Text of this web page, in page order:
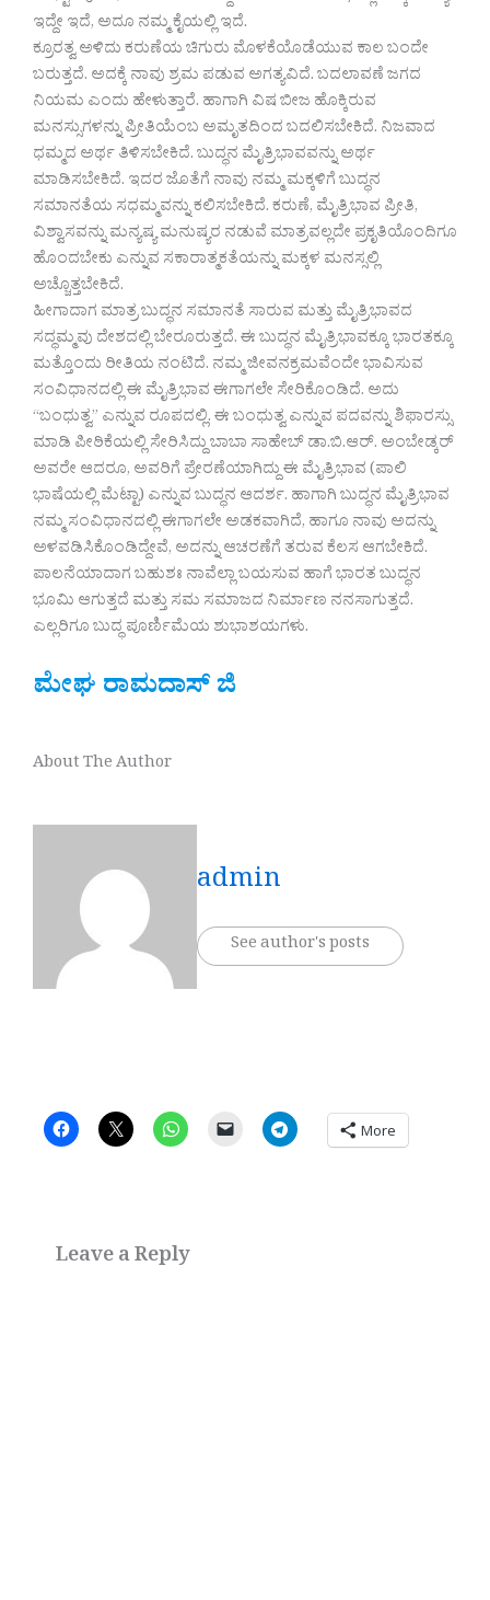
ಇದ್ದೇ ಇದೆ, ಅದೂ ನಮ್ಮ ಕೈಯಲ್ಲಿ ಇದೆ.
ಕ್ರೂರತ್ವ ಅಳಿದು ಕರುಣೆಯ ಚಿಗುರು ಮೊಳಕೆಯೊಡೆಯುವ ಕಾಲ ಬಂದೇ
ಬರುತ್ತದೆ. ಅದಕ್ಕೆ ನಾವು ಶ್ರಮ ಪಡುವ ಅಗತ್ಯವಿದೆ. ಬದಲಾವಣೆ ಜಗದ
ನಿಯಮ ಎಂದು ಹೇಳುತ್ತಾರೆ. ಹಾಗಾಗಿ ವಿಷ ಬೀಜ ಹೊಕ್ಕಿರುವ
ಮನಸ್ಸುಗಳನ್ನು ಪ್ರೀತಿಯೆಂಬ ಅಮೃತದಿಂದ ಬದಲಿಸಬೇಕಿದೆ. ನಿಜವಾದ
ಧಮ್ಮದ ಅರ್ಥ ತಿಳಿಸಬೇಕಿದೆ. ಬುದ್ಧನ ಮೈತ್ರಿಭಾವವನ್ನು ಅರ್ಥ
ಮಾಡಿಸಬೇಕಿದೆ. ಇದರ ಜೊತೆಗೆ ನಾವು ನಮ್ಮ ಮಕ್ಕಳಿಗೆ ಬುದ್ಧನ
ಸಮಾನತೆಯ ಸಧಮ್ಮವನ್ನು ಕಲಿಸಬೇಕಿದೆ. ಕರುಣೆ, ಮೈತ್ರಿಭಾವ ಪ್ರೀತಿ,
ವಿಶ್ವಾಸವನ್ನು ಮನ್ಯಷ್ಯ ಮನುಷ್ಯರ ನಡುವೆ ಮಾತ್ರವಲ್ಲದೇ ಪ್ರಕೃತಿಯೊಂದಿಗೂ
ಹೊಂದಬೇಕು ಎನ್ನುವ ಸಕಾರಾತ್ಮಕತೆಯನ್ನು ಮಕ್ಕಳ ಮನಸ್ಸಲ್ಲಿ
ಅಚ್ಚೊತ್ತಬೇಕಿದೆ.
ಹೀಗಾದಾಗ ಮಾತ್ರ ಬುದ್ಧನ ಸಮಾನತೆ ಸಾರುವ ಮತ್ತು ಮೈತ್ರಿಭಾವದ
ಸದ್ಧಮ್ಮವು ದೇಶದಲ್ಲಿ ಬೇರೂರುತ್ತದೆ. ಈ ಬುದ್ಧನ ಮೈತ್ರಿಭಾವಕ್ಕೂ ಭಾರತಕ್ಕೂ
ಮತ್ತೊಂದು ರೀತಿಯ ನಂಟಿದೆ. ನಮ್ಮ ಜೀವನಕ್ರಮವೆಂದೇ ಭಾವಿಸುವ
ಸಂವಿಧಾನದಲ್ಲಿ ಈ ಮೈತ್ರಿಭಾವ ಈಗಾಗಲೇ ಸೇರಿಕೊಂಡಿದೆ. ಅದು
“ಬಂಧುತ್ವ” ಎನ್ನುವ ರೂಪದಲ್ಲಿ. ಈ ಬಂಧುತ್ವ ಎನ್ನುವ ಪದವನ್ನು ಶಿಫಾರಸ್ಸು
ಮಾಡಿ ಪೀಠಿಕೆಯಲ್ಲಿ ಸೇರಿಸಿದ್ದು ಬಾಬಾ ಸಾಹೇಬ್‌ ಡಾ.ಬಿ.ಆರ್‌. ಅಂಬೇಡ್ಕರ್‌
ಅವರೇ ಆದರೂ, ಅವರಿಗೆ ಪ್ರೇರಣೆಯಾಗಿದ್ದು ಈ ಮೈತ್ರಿಭಾವ (ಪಾಲಿ
ಭಾಷೆಯಲ್ಲಿ ಮೆಟ್ಟಾ) ಎನ್ನುವ ಬುದ್ಧನ ಆದರ್ಶ. ಹಾಗಾಗಿ ಬುದ್ಧನ ಮೈತ್ರಿಭಾವ
ನಮ್ಮ ಸಂವಿಧಾನದಲ್ಲಿ ಈಗಾಗಲೇ ಅಡಕವಾಗಿದೆ, ಹಾಗೂ ನಾವು ಅದನ್ನು
ಅಳವಡಿಸಿಕೊಂಡಿದ್ದೇವೆ, ಅದನ್ನು ಆಚರಣೆಗೆ ತರುವ ಕೆಲಸ ಆಗಬೇಕಿದೆ.
ಪಾಲನೆಯಾದಾಗ ಬಹುಶಃ ನಾವೆಲ್ಲಾ ಬಯಸುವ ಹಾಗೆ ಭಾರತ ಬುದ್ಧನ
ಭೂಮಿ ಆಗುತ್ತದೆ ಮತ್ತು ಸಮ ಸಮಾಜದ ನಿರ್ಮಾಣ ನನಸಾಗುತ್ತದೆ.
ಎಲ್ಲರಿಗೂ ಬುದ್ಧ ಪೂರ್ಣಿಮೆಯ ಶುಭಾಶಯಗಳು.
ಮೇಘ ರಾಮದಾಸ್‌ ಜಿ
About The Author
admin
See author's posts
More
Leave a Reply